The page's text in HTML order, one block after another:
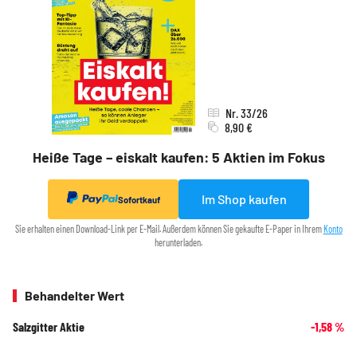
Heiße Tage – eiskalt kaufen: 5 Aktien im Fokus
Nr. 33/26
8,90 €
Sofortkauf Im Shop kaufen
Sie erhalten einen Download-Link per E-Mail. Außerdem können Sie gekaufte E-Paper in Ihrem Konto
herunterladen.
Behandelter Wert
Salzgitter Aktie -1,58%